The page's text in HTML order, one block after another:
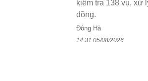
kiểm tra 138 vụ, xử
đồng.
Đông Hà
14:31 05/08/2026